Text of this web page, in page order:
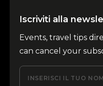
Iscriviti alla
Events, travel tips
can cancel your
INSERISCI IL TUO